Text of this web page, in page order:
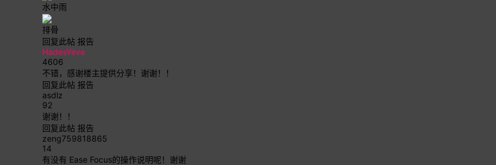
水中雨
排骨
回复此帖 报告
HadesYeve
4606
不错，感谢楼主提供分享！谢谢！！
回复此帖 报告
asdlz
92
谢谢！！
回复此帖 报告
zeng759818865
14
有没有 Ease Focus的操作说明呢！谢谢